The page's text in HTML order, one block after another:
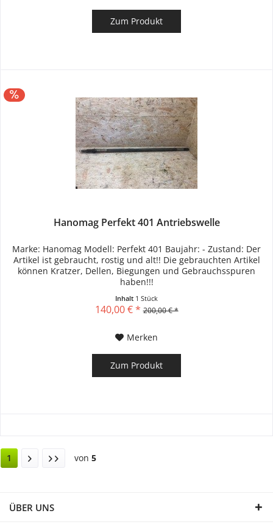
Zum Produkt
Hanomag Perfekt 401 Antriebswelle
Marke: Hanomag Modell: Perfekt 401 Baujahr: - Zustand: Der
Artikel ist gebraucht, rostig und alt!! Die gebrauchten Artikel
können Kratzer, Dellen, Biegungen und Gebrauchsspuren
haben!!!
Inhalt 1 Stück
140,00 € * 200,00 € *
Merken
Zum Produkt
1 von 5
ÜBER UNS